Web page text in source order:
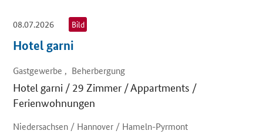
08.07.2026 Bild
Hotel garni
Gastgewerbe , Beherbergung
Hotel garni / 29 Zimmer / Appartments /
Ferienwohnungen
Niedersachsen / Hannover / Hameln-Pyrmont